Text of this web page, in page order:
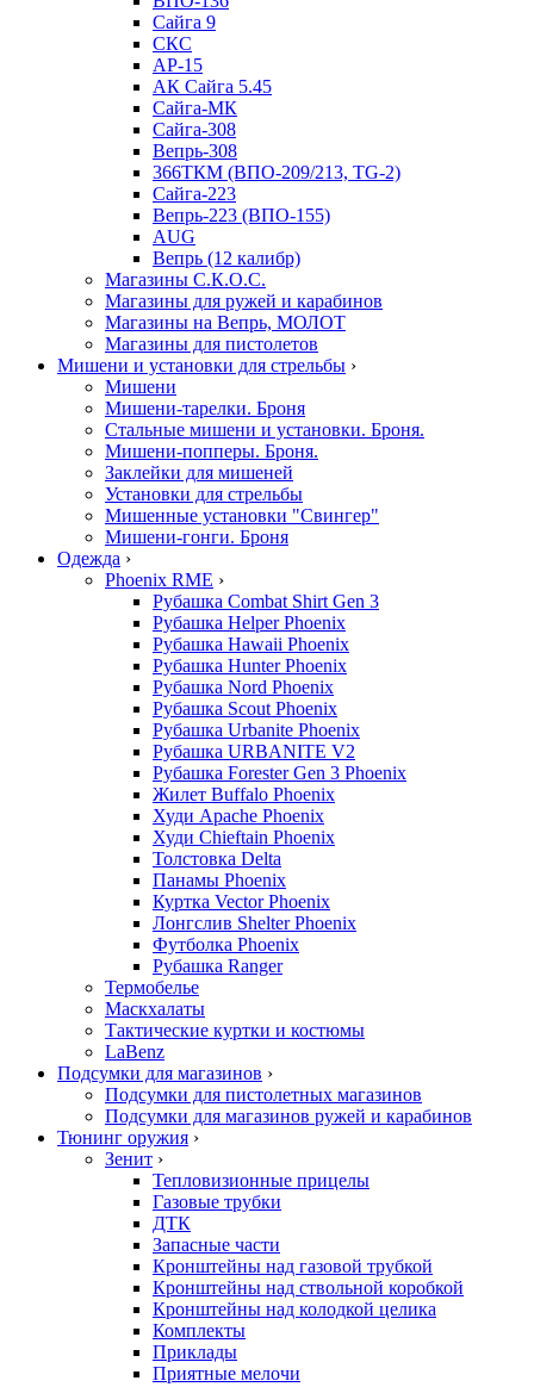
Сайга 9
СКС
АР-15
АК Сайга 5.45
Сайга-МК
Сайга-308
Вепрь-308
366ТКМ (ВПО-209/213, TG-2)
Сайга-223
Вепрь-223 (ВПО-155)
AUG
Вепрь (12 калибр)
Магазины С.К.О.С.
Магазины для ружей и карабинов
Магазины на Вепрь, МОЛОТ
Магазины для пистолетов
Мишени и установки для стрельбы ›
Мишени
Мишени-тарелки. Броня
Стальные мишени и установки. Броня.
Мишени-попперы. Броня.
Заклейки для мишеней
Установки для стрельбы
Мишенные установки "Свингер"
Мишени-гонги. Броня
Одежда ›
Phoenix RME ›
Рубашка Combat Shirt Gen 3
Рубашка Helper Phoenix
Рубашка Hawaii Phoenix
Рубашка Hunter Phoenix
Рубашка Nord Phoenix
Рубашка Scout Phoenix
Рубашка Urbanite Phoenix
Рубашка URBANITE V2
Рубашка Forester Gen 3 Phoenix
Жилет Buffalo Phoenix
Худи Apache Phoenix
Худи Chieftain Phoenix
Толстовка Delta
Панамы Phoenix
Куртка Vector Phoenix
Лонгслив Shelter Phoenix
Футболка Phoenix
Рубашка Ranger
Термобелье
Маскхалаты
Тактические куртки и костюмы
LaBenz
Подсумки для магазинов ›
Подсумки для пистолетных магазинов
Подсумки для магазинов ружей и карабинов
Тюнинг оружия ›
Зенит ›
Тепловизионные прицелы
Газовые трубки
ДТК
Запасные части
Кронштейны над газовой трубкой
Кронштейны над ствольной коробкой
Кронштейны над колодкой целика
Комплекты
Приклады
Приятные мелочи